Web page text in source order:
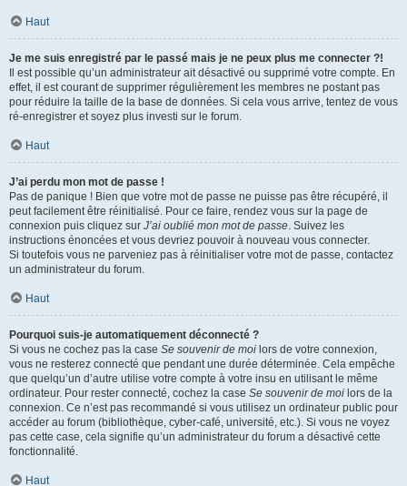
Haut
Je me suis enregistré par le passé mais je ne peux plus me connecter ?!
Il est possible qu’un administrateur ait désactivé ou supprimé votre compte. En
effet, il est courant de supprimer régulièrement les membres ne postant pas
pour réduire la taille de la base de données. Si cela vous arrive, tentez de vous
ré-enregistrer et soyez plus investi sur le forum.
Haut
J’ai perdu mon mot de passe !
Pas de panique ! Bien que votre mot de passe ne puisse pas être récupéré, il
peut facilement être réinitialisé. Pour ce faire, rendez vous sur la page de
connexion puis cliquez sur J’ai oublié mon mot de passe. Suivez les
instructions énoncées et vous devriez pouvoir à nouveau vous connecter.
Si toutefois vous ne parveniez pas à réinitialiser votre mot de passe, contactez
un administrateur du forum.
Haut
Pourquoi suis-je automatiquement déconnecté ?
Si vous ne cochez pas la case Se souvenir de moi lors de votre connexion,
vous ne resterez connecté que pendant une durée déterminée. Cela empêche
que quelqu’un d’autre utilise votre compte à votre insu en utilisant le même
ordinateur. Pour rester connecté, cochez la case Se souvenir de moi lors de la
connexion. Ce n’est pas recommandé si vous utilisez un ordinateur public pour
accéder au forum (bibliothèque, cyber-café, université, etc.). Si vous ne voyez
pas cette case, cela signifie qu’un administrateur du forum a désactivé cette
fonctionnalité.
Haut